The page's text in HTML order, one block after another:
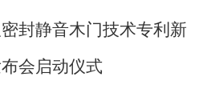
封静音木门技术专利新
会启动仪式